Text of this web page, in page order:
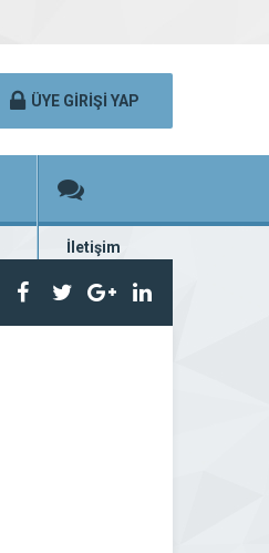
ÜYE GİRİŞİ YAP
İletişim
Bize ulaşın